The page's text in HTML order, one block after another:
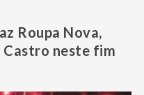
Roupa Nova,
Castro neste fim